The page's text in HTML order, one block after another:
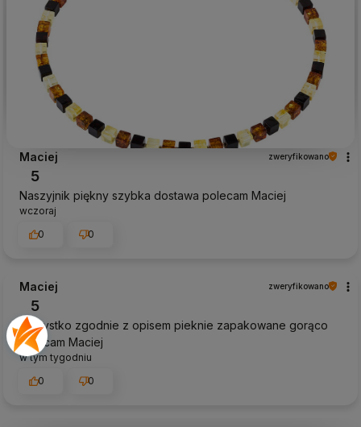
Maciej zweryfikowano
5
Naszyjnik piękny szybka dostawa polecam Maciej
wczoraj
0
0
Maciej zweryfikowano
5
Wszystko zgodnie z opisem pieknie zapakowane gorąco
polecam Maciej
w tym tygodniu
0
0